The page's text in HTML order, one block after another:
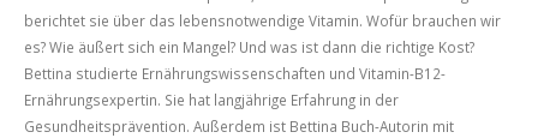
berichtet sie über das lebensnotwendige Vitamin. Wofür brauchen wir
es? Wie äußert sich ein Mangel? Und was ist dann die richtige Kost?
Bettina studierte Ernährungswissenschaften und Vitamin-B12-
Ernährungsexpertin. Sie hat langjährige Erfahrung in der
Gesundheitsprävention. Außerdem ist Bettina Buch-Autorin mit